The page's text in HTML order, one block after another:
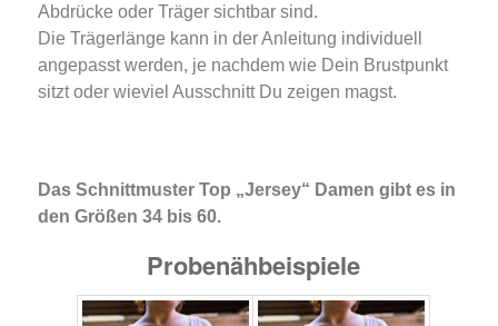
Abdrücke oder Träger sichtbar sind.
Die Trägerlänge kann in der Anleitung individuell
angepasst werden, je nachdem wie Dein Brustpunkt
sitzt oder wieviel Ausschnitt Du zeigen magst.
Das Schnittmuster Top „Jersey“ Damen gibt es in
den Größen 34 bis 60.
Probenähbeispiele